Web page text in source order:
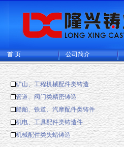
首 页 公司简介
矿山、工程机械配件类铸造
管道、阀门类精密铸造
船舶、铁道、汽摩配件类铸件
机电、工具配件类铸造件
机械配件类失蜡铸造